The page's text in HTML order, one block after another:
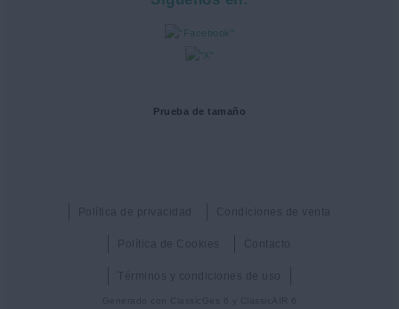
Prueba de tamaño
Política de privacidad Condiciones de venta
Política de Cookies Contacto
Términos y condiciones de uso